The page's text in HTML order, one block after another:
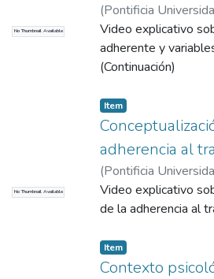
No Thumbnail Available
(Pontificia
2015 )Correa
Video explicativo
adherente y
(Continuación)
No Thumbnail Available
Item
adherencia al
(Pontificia
2015 )Correa
Video explicativo
de la adherencia al
Item
Contexto